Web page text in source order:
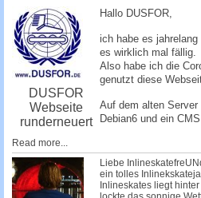
DUSFOR
Webseite
runderneuert
Hallo DUSFOR,
ich habe es
es wirklich mal fällig.
Also habe ich die
genutzt diese
Auf dem alten
Debian6 und ein
Read more...
Liebe
ein tolles
Inlineskates liegt